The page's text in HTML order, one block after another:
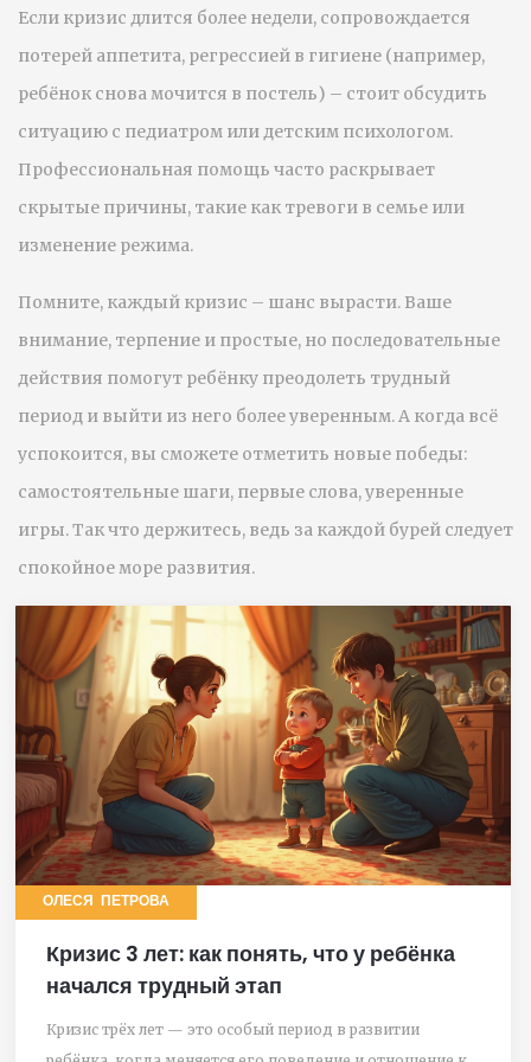
Если кризис длится более недели, сопровождается
потерей аппетита, регрессией в гигиене (например,
ребёнок снова мочится в постель) – стоит обсудить
ситуацию с педиатром или детским психологом.
Профессиональная помощь часто раскрывает
скрытые причины, такие как тревоги в семье или
изменение режима.
Помните, каждый кризис – шанс вырасти. Ваше
внимание, терпение и простые, но последовательные
действия помогут ребёнку преодолеть трудный
период и выйти из него более уверенным. А когда всё
успокоится, вы сможете отметить новые победы:
самостоятельные шаги, первые слова, уверенные
игры. Так что держитесь, ведь за каждой бурей следует
спокойное море развития.
ОЛЕСЯ ПЕТРОВА
Кризис 3 лет: как понять, что у ребёнка
начался трудный этап
Кризис трёх лет — это особый период в развитии